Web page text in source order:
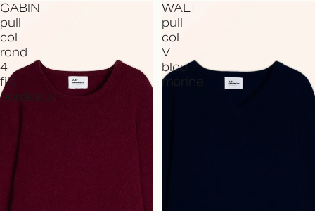
GABIN
pull
col
rond
4
fils
bordeaux
WALT
pull
col
V
bleu
marine